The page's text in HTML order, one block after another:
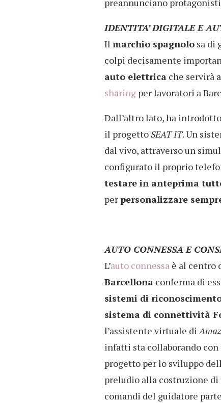
preannunciano
IDENTITA’ DIGITALE E
Il marchio spagnolo sa di
colpi decisamente
auto elettrica che servirà
sharing per lavoratori a
Dall’altro lato, ha
il progettoSEAT IT. Un
dal vivo, attraverso un
configurato il proprio
testare in anteprima
per personalizzare
AUTO CONNESSA E
L’auto connessa è al centro
Barcellona conferma di
sistemi di
sistema di connettività
l’assistente virtuale di
infatti sta collaborando con
progetto per lo sviluppo
preludio alla costruzione di
comandi del guidatore